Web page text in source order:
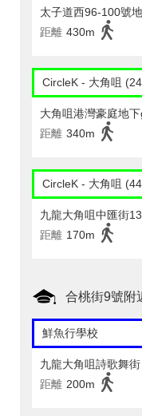
太子道西96-100號
距離 430m
CircleK - 大角咀
大角咀港灣豪庭地
距離 340m
CircleK - 大角咀
九龍大角咀中匯街
距離 170m
合桃街9號附
鮮魚行學校
九龍大角咀詩歌舞
距離 200m